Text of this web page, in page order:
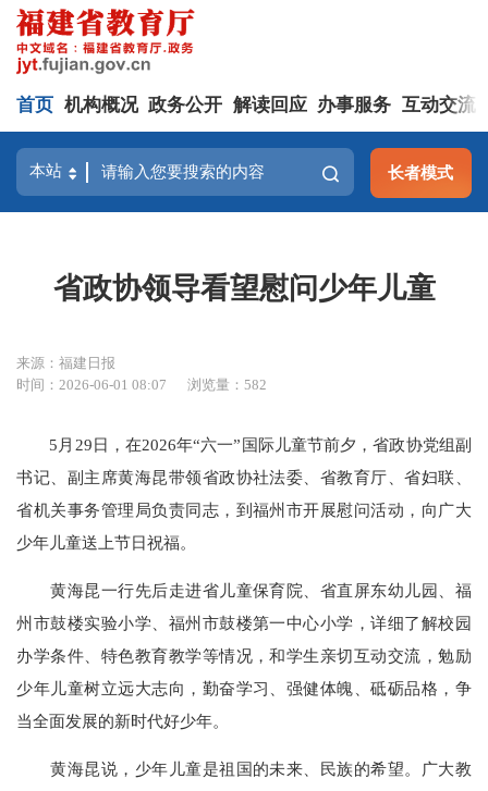
首页 机构概况 政务公开 解读回应 办事服务 互动交流
长者模式
省政协领导看望慰问少年儿童
来源：福建日报
时间：2026-06-01 08:07
浏览量：582
5月29日，在2026年“六一”国际儿童节前夕，省政协党组副
书记、副主席黄海昆带领省政协社法委、省教育厅、省妇联、
省机关事务管理局负责同志，到福州市开展慰问活动，向广大
少年儿童送上节日祝福。
黄海昆一行先后走进省儿童保育院、省直屏东幼儿园、福
州市鼓楼实验小学、福州市鼓楼第一中心小学，详细了解校园
办学条件、特色教育教学等情况，和学生亲切互动交流，勉励
少年儿童树立远大志向，勤奋学习、强健体魄、砥砺品格，争
当全面发展的新时代好少年。
黄海昆说，少年儿童是祖国的未来、民族的希望。广大教